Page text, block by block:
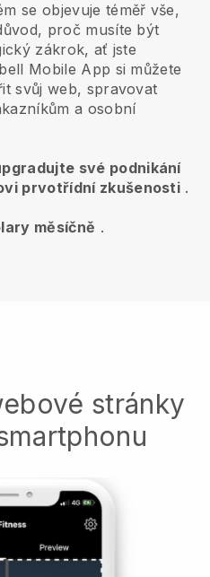
se objevuje téměř vše,
proč musíte být
zákrok, ať jste
Mobile App si můžete
svůj web, spravovat
a osobní
své podnikání
prvotřídní zkušenosti .
měsíčně .
stránky